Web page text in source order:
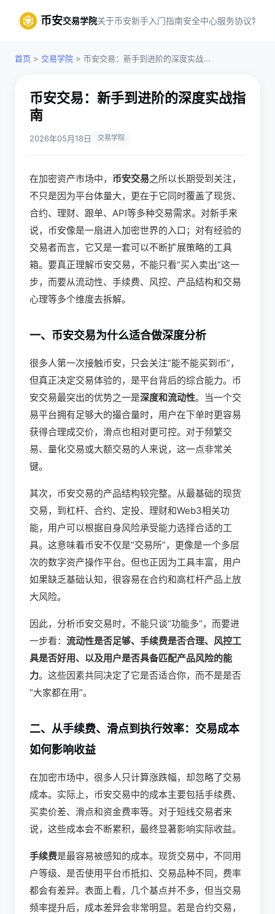
币安交易学院关于币安新手入门指南安全中心服务协议常见
首页 > 交易学院 > 币安交易：新手到进阶的深度实战...
币安交易：新手到进阶的深度实战指
南
2026年05月18日 交易学院
在加密资产市场中， 币安交易之所以长期受到关注，
不只是因为平台体量大，更在于它同时覆盖了现货、
合约、理财、跟单、API等多种交易需求。对新手来
说，币安像是一扇进入加密世界的入口；对有经验的
交易者而言，它又是一套可以不断扩展策略的工具
箱。要真正理解币安交易，不能只看“买入卖出”这一
步，而要从流动性、手续费、风控、产品结构和交易
心理等多个维度去拆解。
一、币安交易为什么适合做深度分析
很多人第一次接触币安，只会关注“能不能买到币”，
但真正决定交易体验的，是平台背后的综合能力。币
安交易最突出的优势之一是深度和流动性。当一个交
易平台拥有足够大的撮合量时，用户在下单时更容易
获得合理成交价，滑点也相对更可控。对于频繁交
易、量化交易或大额交易的人来说，这一点非常关
键。
其次，币安交易的产品结构较完整。从最基础的现货
交易，到杠杆、合约、定投、理财和Web3相关功
能，用户可以根据自身风险承受能力选择合适的工
具。这意味着币安不仅是“交易所”，更像是一个多层
次的数字资产操作平台。但也正因为工具丰富，用户
如果缺乏基础认知，很容易在合约和高杠杆产品上放
大风险。
因此，分析币安交易时，不能只谈“功能多”，而要进
一步看： 流动性是否足够、手续费是否合理、风控工
具是否好用、以及用户是否具备匹配产品风险的能
力。这些因素共同决定了它是否适合你，而不是是否
“大家都在用”。
二、从手续费、滑点到执行效率：交易成本
如何影响收益
在加密市场中，很多人只计算涨跌幅，却忽略了交易
成本。实际上，币安交易中的成本主要包括手续费、
买卖价差、滑点和资金费率等。对于短线交易者来
说，这些成本会不断累积，最终显著影响实际收益。
手续费是最容易被感知的成本。现货交易中，不同用
户等级、是否使用平台币抵扣、交易品种不同，费率
都会有差异。表面上看，几个基点并不多，但当交易
频率提升后，成本差异会非常明显。若是合约交易，